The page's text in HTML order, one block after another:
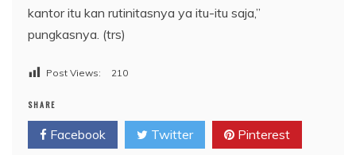
kantor itu kan rutinitasnya ya itu-itu saja,”
pungkasnya. (trs)
Post Views: 210
SHARE
Facebook Twitter Pinterest